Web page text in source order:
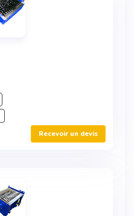
Recevoir un devis